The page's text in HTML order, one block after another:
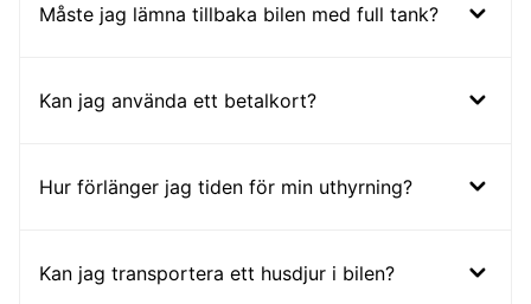
Måste jag lämna tillbaka bilen med full tank?
Kan jag använda ett betalkort?
Hur förlänger jag tiden för min uthyrning?
Kan jag transportera ett husdjur i bilen?